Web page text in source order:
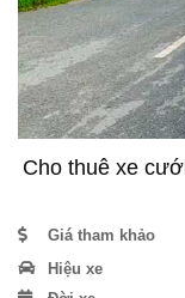
Cho thuê xe
Giá tham khảo
Hiệu xe